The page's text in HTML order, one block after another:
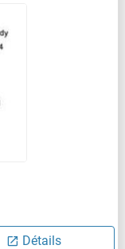
Détails